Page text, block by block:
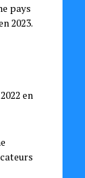
pays
2023.
en